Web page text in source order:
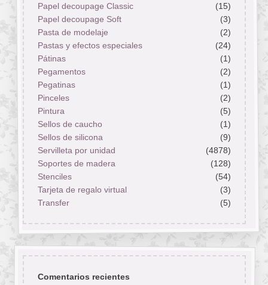
Papel decoupage Classic
(15)
Papel decoupage Soft
(3)
Pasta de modelaje
(2)
Pastas y efectos especiales
(24)
Pátinas
(1)
Pegamentos
(2)
Pegatinas
(1)
Pinceles
(2)
Pintura
(5)
Sellos de caucho
(1)
Sellos de silicona
(9)
Servilleta por unidad
(4878)
Soportes de madera
(128)
Stenciles
(54)
Tarjeta de regalo virtual
(3)
Transfer
(5)
Comentarios recientes